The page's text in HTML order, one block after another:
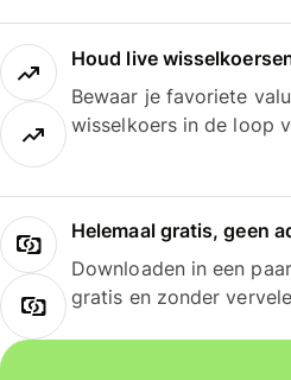
Houd live
Bewaar je favoriete
wisselkoers in de loop
Helemaal gratis, geen
Downloaden in een
gratis en zonder